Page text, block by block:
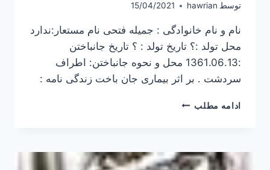
توسط hawrian
15/04/2021
نام و نام خانوادگی : جمیله فتحی نام مستعار:ندارد
محل تولد :؟ تاریخ تولد : ؟ تاریخ جانباختن
:1361.06.13 محل و نحوه جانباختن: اطراف
سردشت . بر اثر بیماری جان باخت زندگی نامه :
ادامه مطلب جمیله